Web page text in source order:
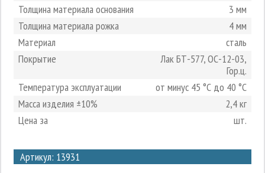
Толщина материала основания
3 мм
Толщина материала рожка
4 мм
Материал
сталь
Покрытие
Лак БТ-577, ОС-12-03,
Гор.ц.
Температура эксплуатации
от минус 45 °С до 40 °С
Масса изделия ±10%
2,4 кг
Цена за
шт.
Артикул: 13931
2